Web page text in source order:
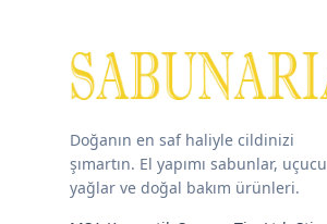
Doğanın en saf haliyle cildinizi
şımartın. El yapımı sabunlar, uçucu
yağlar ve doğal bakım ürünleri.